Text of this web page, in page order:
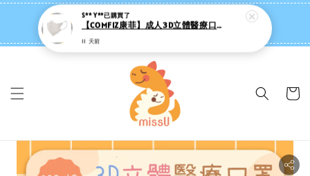
missU 迷思悠官方旗艦店 ❤️ 迷粉招募中
👉點我【追蹤社群送 $20 】